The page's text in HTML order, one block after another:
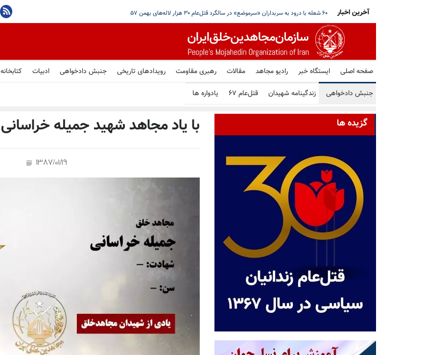
آمریکا یک فرد و شش شرکت و صرافی رمز ارز مرتبط با شبکه مالی سپاه هرمز خبر داد؛ علم‌الهدی خواستار ادامه جنگ
آخرین اخبار
صفحه اصلی ایستگاه خبر رادیو مجاهد مقالات رهبری مقاومت رویدادهای تاریخی جنبش دادخواهی ادبیات کتابخانه
جنبش دادخواهی زندگینامه شهیدان قتل‌عام ۶۷ یادواره ها
با یاد مجاهد شهید جمیله خراسانی
1387/01/19
گزیده ها